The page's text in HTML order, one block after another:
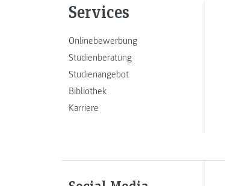
Services
Onlinebewerbung
Studienberatung
Studienangebot
Bibliothek
Karriere